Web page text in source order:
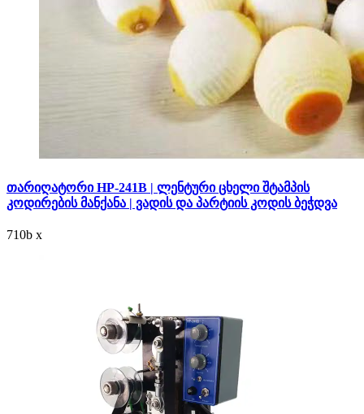
თარიღატორი HP-241B | ლენტური ცხელი შტამპის
კოდირების მანქანა | ვადის და პარტიის კოდის ბეჭდვა
710b x